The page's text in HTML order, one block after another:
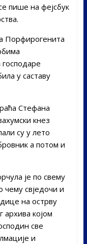
пише на фејсбук
Порфирогенита
у саставу
Стефана
кнез
су у лето
а потом и
је по свему
чему свједочи и
на острву
којом
све
и